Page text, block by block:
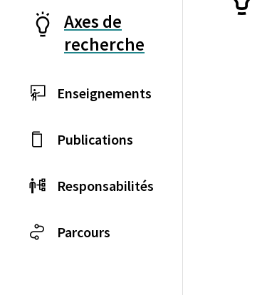
Axes de
recherche
Enseignements
Publications
Responsabilités
Parcours